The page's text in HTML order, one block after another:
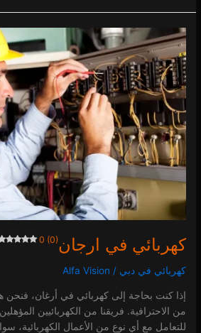
كهربائي في ارجان0 (0)
كهربائي في دبي /
Alfa Vision
إذا كنت بحاجة إلى كهربائي في أرغان، فنحن
من الاحترافية. فريقنا من الكهربائيين
للتعامل مع أي نوع من الأعمال الكهربائية،
كهربائي
في
ارجان
0 (0)